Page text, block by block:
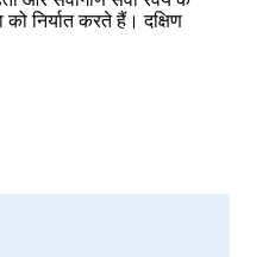
निर्यात करते हैं। दक्षिण